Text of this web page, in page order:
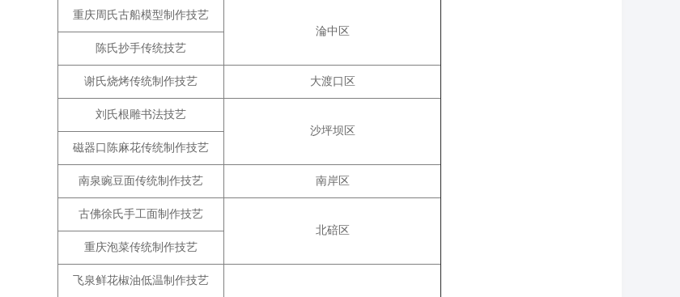
重庆周氏古船模型制作技艺
淪中区
陈氏抄手传统技艺
谢氏烧烤传统制作技艺 大渡口区
刘氏根雕书法技艺
沙坪坝区
磁器口陈麻花传统制作技艺
南泉豌豆面传统制作技艺 南岸区
古佛徐氏手工面制作技艺
北碚区
重庆泡菜传统制作技艺
飞泉鲜花椒油低温制作技艺